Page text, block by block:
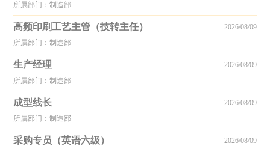
所属部门：制造部
高频印刷工艺主管（技转主任）
所属部门：制造部
2026/08/09
生产经理
所属部门：制造部
2026/08/09
成型线长
所属部门：制造部
2026/08/09
采购专员（英语六级） 2026/08/09